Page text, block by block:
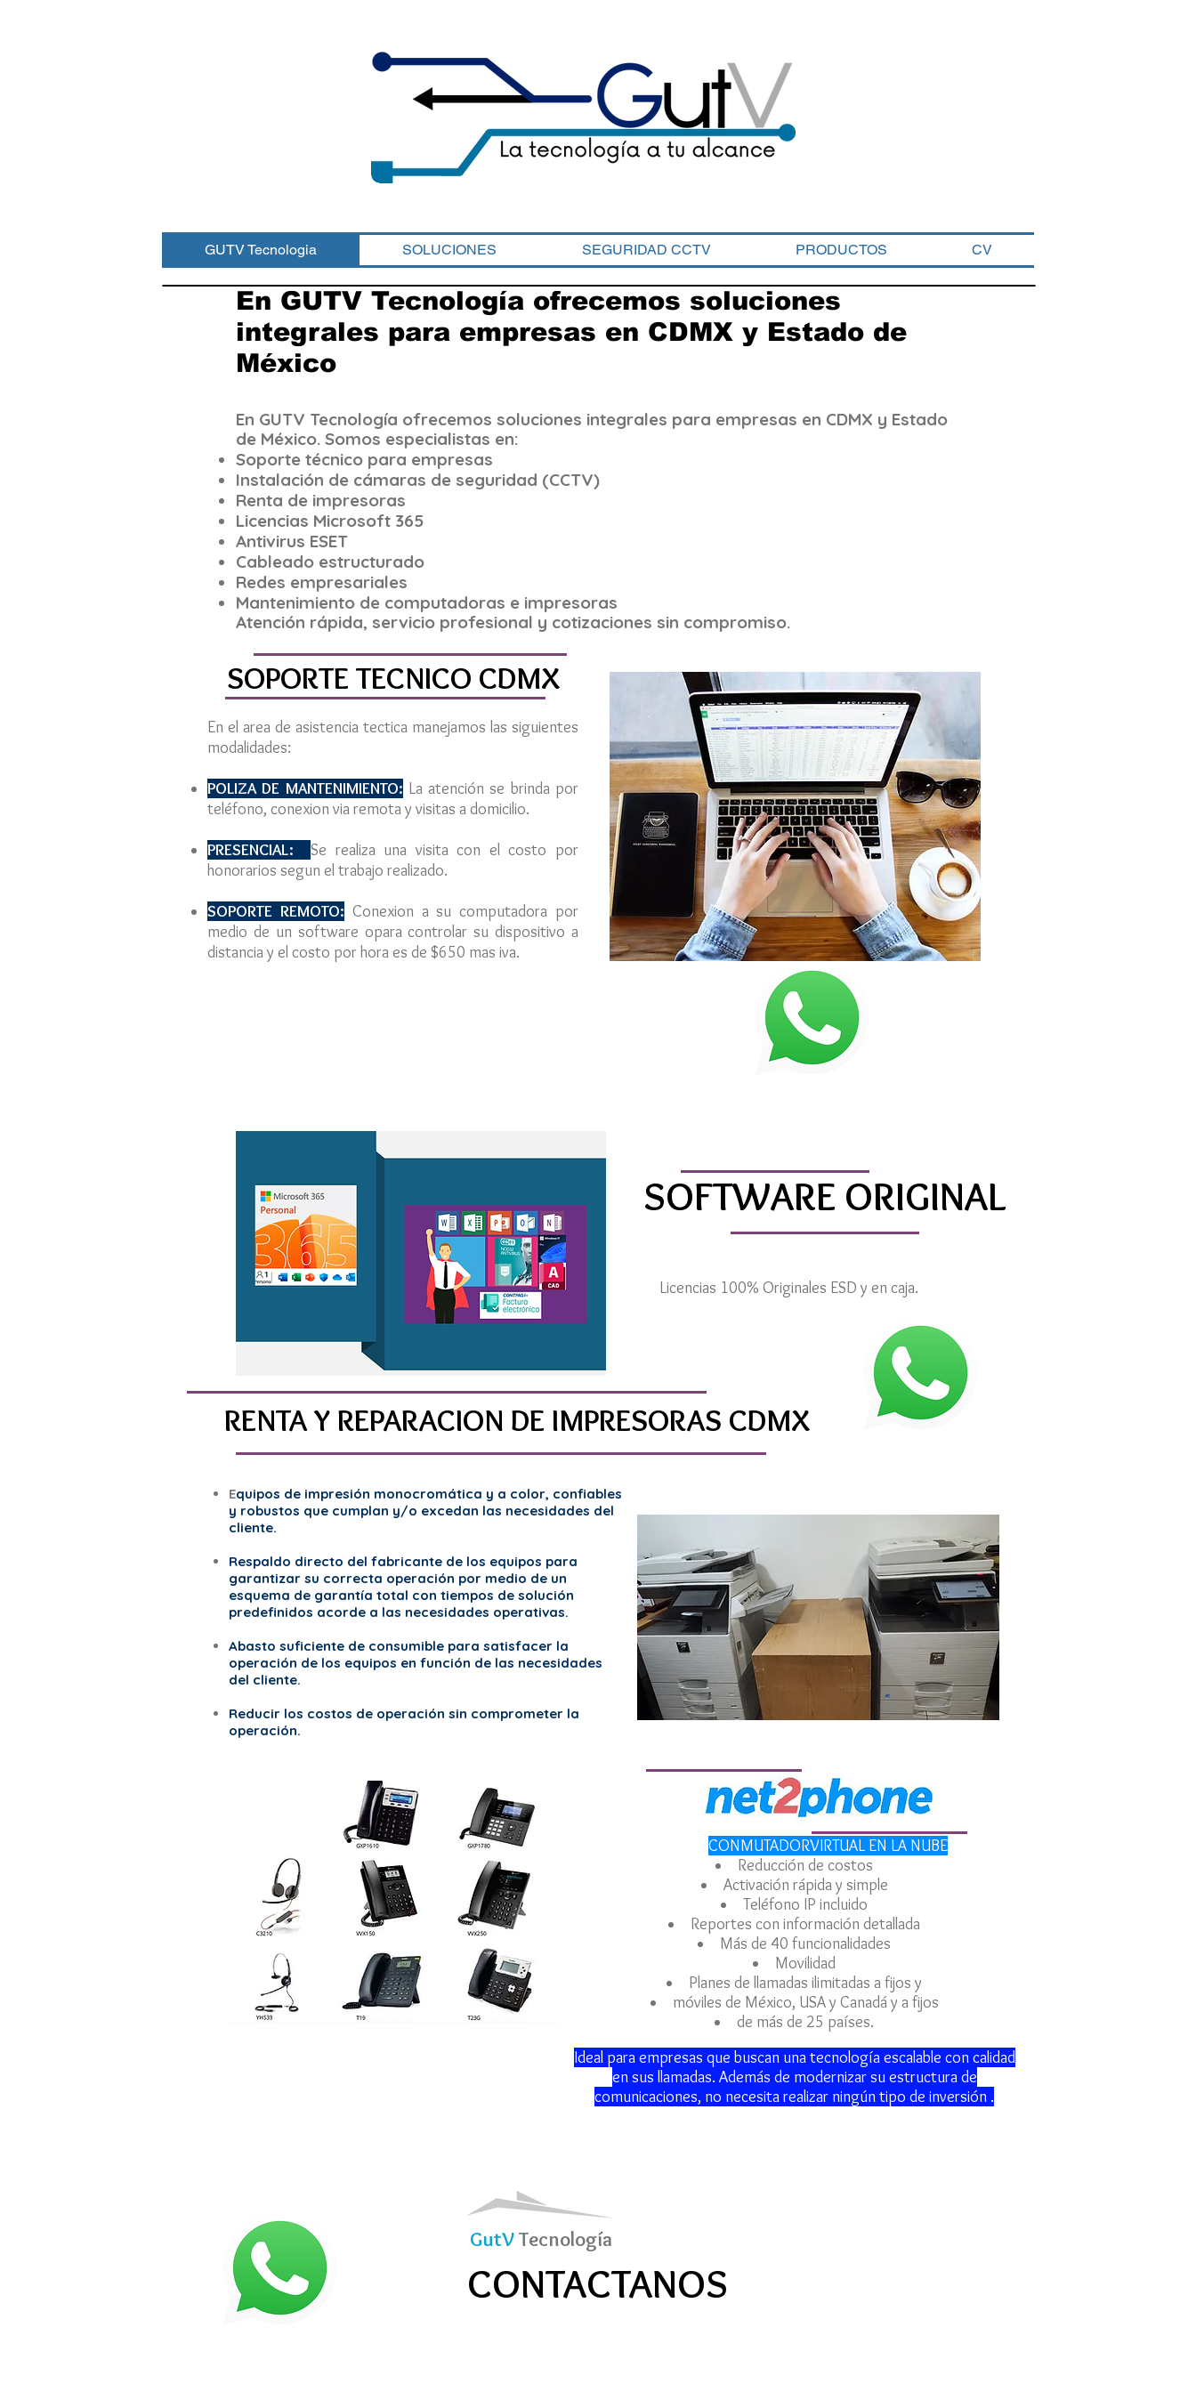
GUTV Tecnologia SOLUCIONES SEGURIDAD CCTV PRODUCTOS CV
En GUTV Tecnología ofrecemos soluciones
integrales para empresas en CDMX y Estado de
México
En GUTV Tecnología ofrecemos soluciones integrales para empresas en CDMX y Estado
de México. Somos especialistas en:
Soporte técnico para empresas
Instalación de cámaras de seguridad (CCTV)
Renta de impresoras
Licencias Microsoft 365
Antivirus ESET
Cableado estructurado
Redes empresariales
Mantenimiento de computadoras e impresoras
Atención rápida, servicio profesional y cotizaciones sin compromiso.
SOPORTE TECNICO CDMX
En el area de asistencia tectica manejamos las siguientes
modalidades:
POLIZA DE MANTENIMIENTO: La atención se brinda por
teléfono, conexion via remota y visitas a domicilio.
PRESENCIAL:
Se realiza una visita con el costo por
honorarios segun el trabajo realizado.
SOPORTE REMOTO: Conexion a su computadora por
medio de un software opara controlar su dispositivo a
distancia y el costo por hora es de $650 mas iva.
SOFTWARE ORIGINAL
Licencias 100% Originales ESD y en caja.
RENTA Y REPARACION DE IMPRESORAS CDMX
Equipos de impresión monocromática y a color, confiables
y robustos que cumplan y/o excedan las necesidades del
cliente.
Respaldo directo del fabricante de los equipos para
garantizar su correcta operación por medio de un
esquema de garantía total con tiempos de solución
predefinidos acorde a las necesidades operativas.
Abasto suficiente de consumible para satisfacer la
operación de los equipos en función de las necesidades
del cliente.
Reducir los costos de operación sin comprometer la
operación.
CONMUTADORVIRTUAL EN LA NUBE
Reducción de costos
Activación rápida y simple
Teléfono IP incluido
Reportes con información detallada
Más de 40 funcionalidades
Movilidad
Planes de llamadas ilimitadas a fijos y
móviles de México, USA y Canadá y a fijos
de más de 25 países.
Ideal para empresas que buscan una tecnología escalable con calidad
en sus llamadas. Además de modernizar su estructura de
comunicaciones, no necesita realizar ningún tipo de inversión .
CONTACTANOS
GutVTecnología